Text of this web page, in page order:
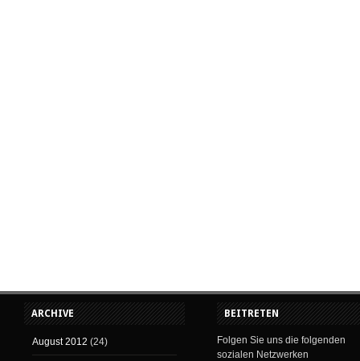
ARCHIVE
August 2012 (24)
BEITRETEN
Folgen Sie uns die folgenden
sozialen Netzwerken